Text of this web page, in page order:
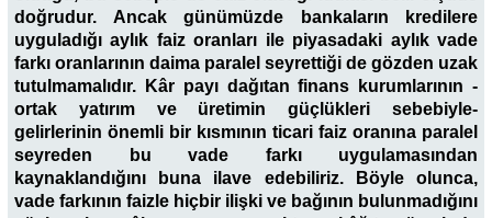
doğrudur. Ancak günümüzde bankaların kredilere
uyguladığı aylık faiz oranları ile piyasadaki aylık vade
farkı oranlarının daima paralel seyrettiği de gözden uzak
tutulmamalıdır. Kâr payı dağıtan finans kurumlarının -
ortak yatırım ve üretimin güçlükleri sebebiyle-
gelirlerinin önemli bir kısmının ticari faiz oranına paralel
seyreden bu vade farkı uygulamasından
kaynaklandığını buna ilave edebiliriz. Böyle olunca,
vade farkının faizle hiçbir ilişki ve bağının bulunmadığını